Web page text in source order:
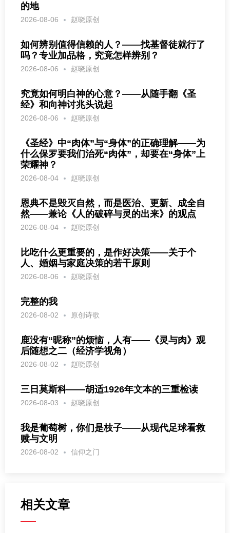
的地
2026-08-06 赵晓原创
如何辨别值得信赖的人？——找基督徒就行了
吗？专业加品格，究竟怎样辨别？
2026-08-06 赵晓原创
究竟如何明白神的心意？——从随手翻《圣
经》和向神讨兆头说起
2026-08-06 赵晓原创
《圣经》中“肉体”与“身体”的正确理解——为
什么保罗要我们治死“肉体”，却要在“身体”上
荣耀神？
2026-08-04 赵晓原创
恩典不是毁灭自然，而是医治、更新、成全自
然——兼论《人的破碎与灵的出来》的观点
2026-08-04 赵晓原创
比吃什么更重要的，是作好决策——关于个
人、婚姻与家庭决策的若干原则
2026-08-06 赵晓原创
完整的我
2026-08-02 原创诗歌
鹿没有“昵称”的烦恼，人有——《灵与肉》观
后随想之二（经济学视角）
2026-08-02 赵晓原创
三日莫斯科——胡适1926年文本的三重检读
2026-08-03 赵晓原创
我是葡萄树，你们是枝子——从现代足球看救
赎与文明
2026-08-02 信仰之门
相关文章